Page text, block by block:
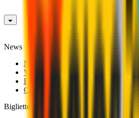
News
News
Video
Fotogallery
Calciomercato
Biglietteria